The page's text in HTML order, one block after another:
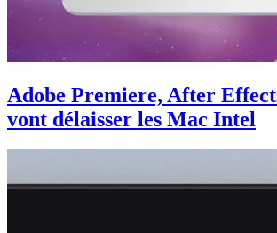
Adobe Premiere, After
vont délaisser les Mac Intel